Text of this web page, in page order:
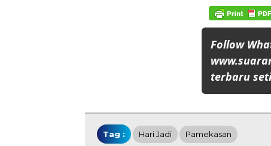
Follow
terbaru
Tag : Hari Jadi Pamekasan